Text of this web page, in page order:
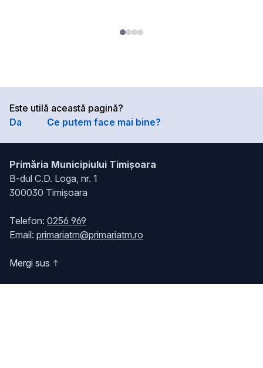
Este utilă această pagină?
Da
Ce putem face mai bine?
Primăria Municipiului Timișoara
B-dul C.D. Loga, nr. 1
300030 Timișoara
Telefon: 0256 969
Email: primariatm@primariatm.ro
Mergi sus